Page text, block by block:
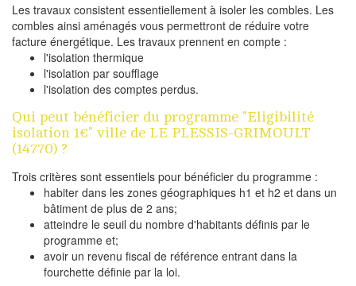
Les travaux consistent essentiellement à isoler les combles. Les
combles ainsi aménagés vous permettront de réduire votre
facture énergétique. Les travaux prennent en compte :
l'isolation thermique
l'isolation par soufflage
l'isolation des comptes perdus.
Qui peut bénéficier du programme "Eligibilité
isolation 1€" ville de LE PLESSIS-GRIMOULT
(14770) ?
Trois critères sont essentiels pour bénéficier du programme :
habiter dans les zones géographiques h1 et h2 et dans un
bâtiment de plus de 2 ans;
atteindre le seuil du nombre d'habitants définis par le
programme et;
avoir un revenu fiscal de référence entrant dans la
fourchette définie par la loi.